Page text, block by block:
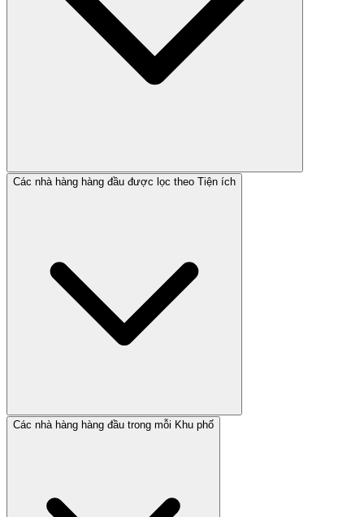
Các nhà hàng hàng đầu được lọc theo Tiện ích
Các nhà hàng hàng đầu trong mỗi Khu phố